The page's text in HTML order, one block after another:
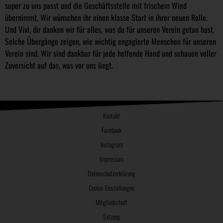
super zu uns passt und die Geschäftsstelle mit frischem Wind
übernimmt. Wir wünschen ihr einen klasse Start in ihrer neuen Rolle.
Und Vivi, dir danken wir für alles, was du für unseren Verein getan hast.
Solche Übergänge zeigen, wie wichtig engagierte Menschen für unseren
Verein sind. Wir sind dankbar für jede helfende Hand und schauen voller
Zuversicht auf das, was vor uns liegt.
Kontakt
Facebook
Instagram
Impressum
Datenschutzerklärung
Cookie-Einstellungen
Mitgliedschaft
Satzung